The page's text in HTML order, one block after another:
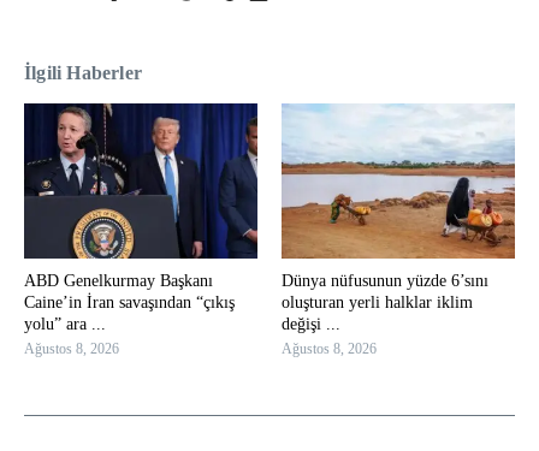
İlgili Haberler
ABD Genelkurmay Başkanı
Caine’in İran savaşından “çıkış
yolu” ara ...
Ağustos 8, 2026
Dünya nüfusunun yüzde 6’sını
oluşturan yerli halklar iklim
değişi ...
Ağustos 8, 2026